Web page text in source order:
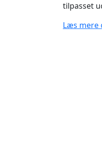
tilpasset
Læs mere